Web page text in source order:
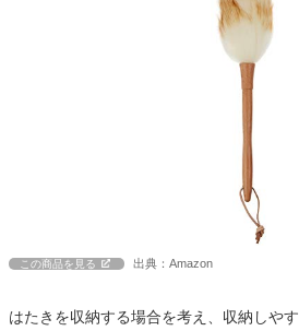
この商品を見る 出典：Amazon
はたきを収納する場合を考え、収納しや